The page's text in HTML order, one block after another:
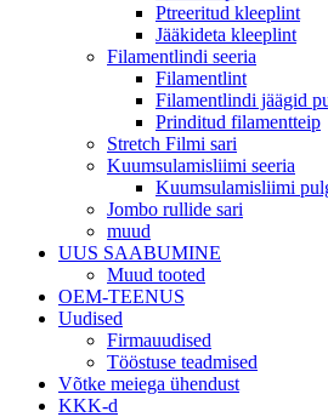
Ptreeritud kleeplint
Jääkideta kleeplint
Filamentlindi seeria
Filamentlint
Filamentlindi jäägid
Prinditud filamentteip
Stretch Filmi sari
Kuumsulamisliimi seeria
Kuumsulamisliimi
Jombo rullide sari
muud
UUS SAABUMINE
Muud tooted
OEM-TEENUS
Uudised
Firmauudised
Tööstuse teadmised
Võtke meiega ühendust
KKK-d